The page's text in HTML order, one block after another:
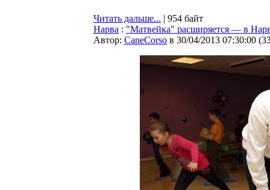
Читать дальше... | 954 байт
Нарва : "Матвейка" расширяется — в
Автор: CaneCorso в 30/04/2013 07:30:00 (